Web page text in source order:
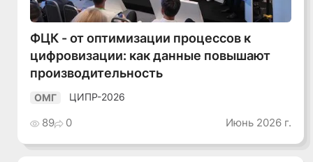
ФЦК - от оптимизации процессов к
цифровизации: как данные повышают
производительность
ОМГ ЦИПР-2026
89 0 Июнь 2026 г.